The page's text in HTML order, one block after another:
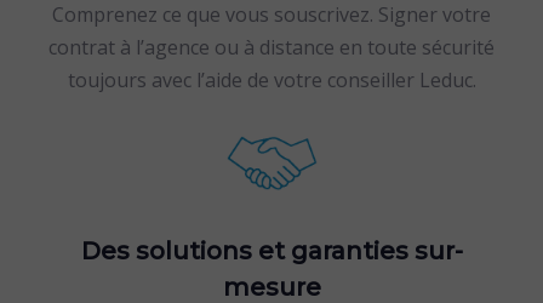
Comprenez ce que vous souscrivez. Signer votre
contrat à l’agence ou à distance en toute sécurité
toujours avec l’aide de votre conseiller Leduc.
Des solutions et garanties sur-
mesure